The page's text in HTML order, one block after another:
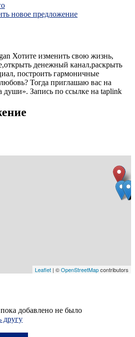
новое предложение
Хотите изменить свою жизнь,
денежный канал,раскрыть
построить гармоничные
Тогда приглашаю вас на
души». Запись по ссылке на taplink
Leaflet | ©OpenStreetMapcontributors
добавлено не было
другу